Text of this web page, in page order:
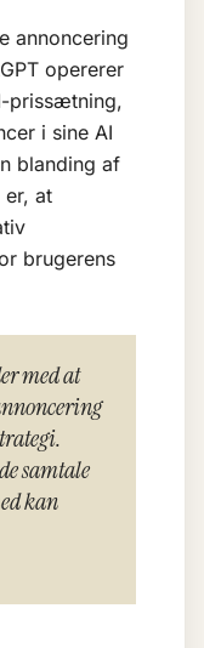
annoncering
opererer
prissætning,
i sine AI
blanding af
at
brugerens
med at
samtale
kan